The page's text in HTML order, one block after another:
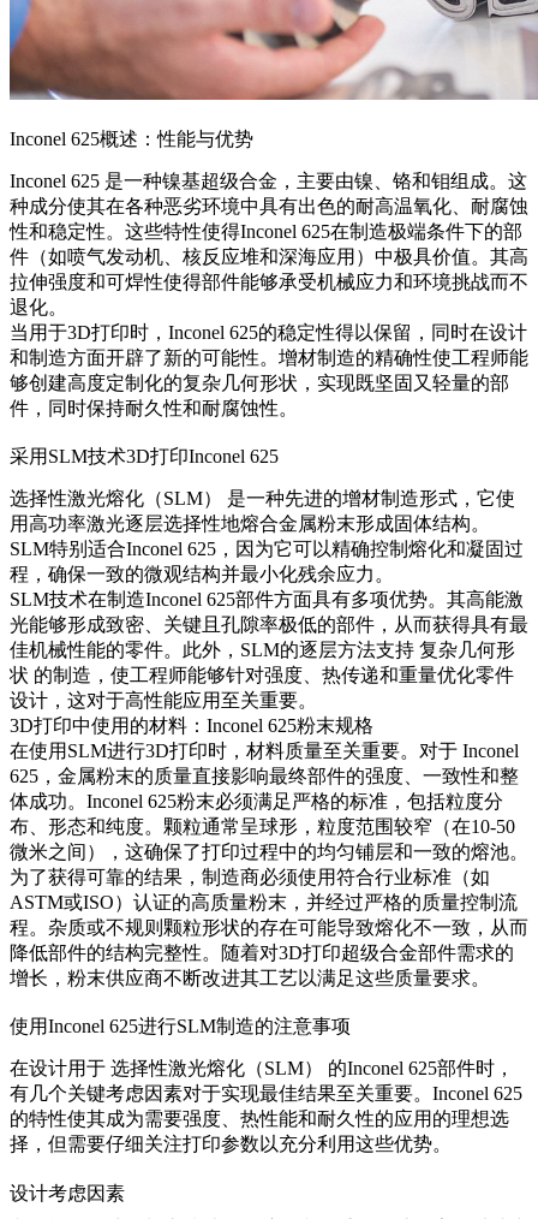
Inconel 625概述：性能与优势
Inconel 625 是一种镍基超级合金，主要由镍、铬和钼组成。这
种成分使其在各种恶劣环境中具有出色的耐高温氧化、耐腐蚀
性和稳定性。这些特性使得Inconel 625在制造极端条件下的部
件（如喷气发动机、核反应堆和深海应用）中极具价值。其高
拉伸强度和可焊性使得部件能够承受机械应力和环境挑战而不
退化。
当用于3D打印时，Inconel 625的稳定性得以保留，同时在设计
和制造方面开辟了新的可能性。增材制造的精确性使工程师能
够创建高度定制化的复杂几何形状，实现既坚固又轻量的部
件，同时保持耐久性和耐腐蚀性。
采用SLM技术3D打印Inconel 625
选择性激光熔化（SLM）
是一种先进的增材制造形式，它使
用高功率激光逐层选择性地熔合金属粉末形成固体结构。
SLM特别适合Inconel 625，因为它可以精确控制熔化和凝固过
程，确保一致的微观结构并最小化残余应力。
SLM技术在制造Inconel 625部件方面具有多项优势。其高能激
光能够形成致密、关键且孔隙率极低的部件，从而获得具有最
佳机械性能的零件。此外，SLM的逐层方法支持 复杂几何形
状 的制造，使工程师能够针对强度、热传递和重量优化零件
设计，这对于高性能应用至关重要。
3D打印中使用的材料：Inconel 625粉末规格
在使用SLM进行3D打印时，材料质量至关重要。对于 Inconel
625 ，金属粉末的质量直接影响最终部件的强度、一致性和整
体成功。Inconel 625粉末必须满足严格的标准，包括粒度分
布、形态和纯度。颗粒通常呈球形，粒度范围较窄（在10-50
微米之间），这确保了打印过程中的均匀铺层和一致的熔池。
为了获得可靠的结果，制造商必须使用符合行业标准（如
ASTM或ISO）认证的高质量粉末，并经过严格的质量控制流
程。杂质或不规则颗粒形状的存在可能导致熔化不一致，从而
降低部件的结构完整性。随着对3D打印超级合金部件需求的
增长，粉末供应商不断改进其工艺以满足这些质量要求。
使用Inconel 625进行SLM制造的注意事项
在设计用于 选择性激光熔化（SLM）
的Inconel 625部件时，
有几个关键考虑因素对于实现最佳结果至关重要。Inconel 625
的特性使其成为需要强度、热性能和耐久性的应用的理想选
择，但需要仔细关注打印参数以充分利用这些优势。
设计考虑因素